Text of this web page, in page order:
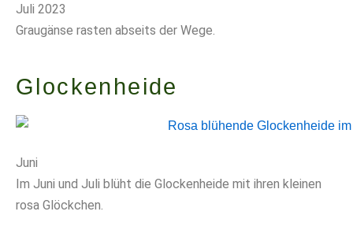
Juli 2023
Graugänse rasten abseits der Wege.
Glockenheide
Juni
Im Juni und Juli blüht die Glockenheide mit ihren kleinen
rosa Glöckchen.